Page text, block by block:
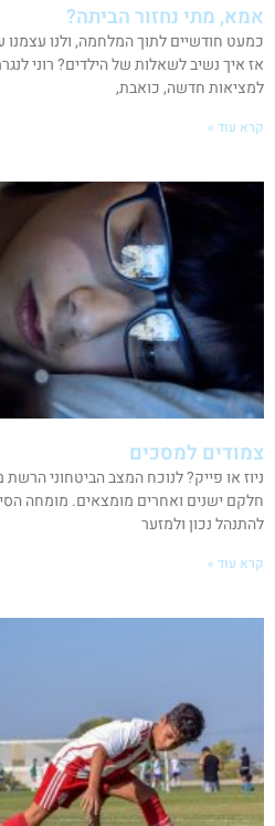
אמא, מתי נחזור הביתה?
כמעט חודשיים לתוך המלחמה, ולנו עצמנו
אז איך נשיב לשאלות של הילדים? רוני
למציאות חדשה, כואבת,
קרא עוד »
צמודים למסכים
ניוז או פייק? לנוכח המצב הביטחוני הרשת
חלקם ישנים ואחרים מומצאים. מומחה
להתנהל נכון ולמזער
קרא עוד »